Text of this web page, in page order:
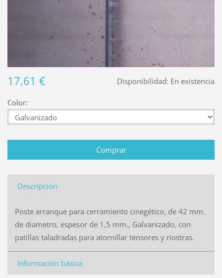
Disponibilidad: En existencia
17,61 €
Color:
Descripción
Poste arranque para cerramiento cinegético, de 42 mm.
de diametro, espesor de 1,5 mm., Galvanizado, con
patillas taladradas para atornillar tensores y riostras.
Información básica